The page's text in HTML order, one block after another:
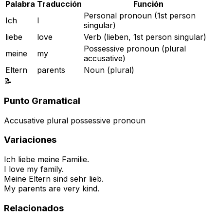
Palabra Traducción
Función
Ich
I
Personal pronoun (1st person
singular)
liebe
love
Verb (lieben, 1st person singular)
meine
my
Possessive pronoun (plural
accusative)
Eltern
parents
Noun (plural)
📝
Punto Gramatical
Accusative plural possessive pronoun
Variaciones
Ich liebe meine Familie.
I love my family.
Meine Eltern sind sehr lieb.
My parents are very kind.
Relacionados